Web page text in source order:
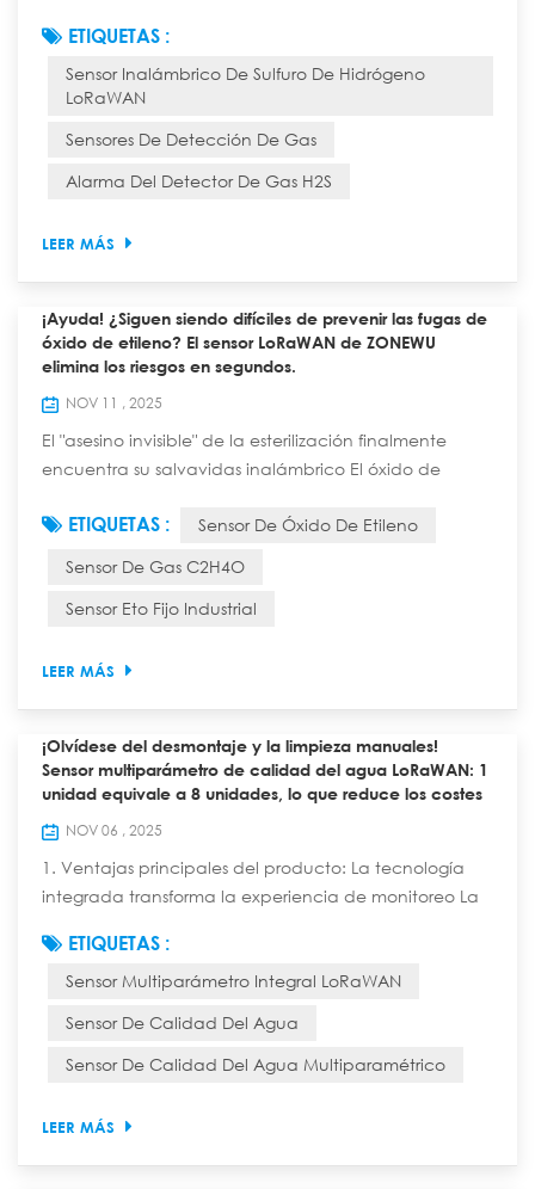
la minería, el sulfuro de hidrógeno (H₂S) es un gas
extremadamente peligroso: es incoloro, altamente
tóxico y puede causar molestias incluso en bajas
concentraciones, mientras que en altas
ETIQUETAS :
Sensor Inalámbrico De Sulfuro De Hidrógeno
LoRaWAN
Sensores De Detección De Gas
Alarma Del Detector De Gas H2S
LEER MÁS
¡Ayuda! ¿Siguen siendo difíciles de prevenir las fugas de
óxido de etileno? El sensor LoRaWAN de ZONEWU
elimina los riesgos en segundos.
NOV 11 , 2025
El "asesino invisible" de la esterilización finalmente
encuentra su salvavidas inalámbrico El óxido de
médicos, la seguridad de los productos farmacéuticos
ETO puede causar náuseas, y el contacto prolongado
ETIQUETAS : Sensor De Óxido De Etileno
Sensor De Gas C2H4O
Sensor Eto Fijo Industrial
LEER MÁS
¡Olvídese del desmontaje y la limpieza manuales!
Sensor multiparámetro de calidad del agua LoRaWAN: 1
unidad equivale a 8 unidades, lo que reduce los costes
NOV 06 , 2025
1. Ventajas principales del producto: La tecnología
integrada transforma la experiencia de monitoreo La
digital autolimpiante multiparamétrico LoRaWAN
Presenta un diseño integrado para un funcionamiento
hasta ocho parámetros, como oxígeno disuelto, DQO,
pH, ORP, conductividad/salinidad, nitrógeno am...
ETIQUETAS :
Sensor Multiparámetro Integral LoRaWAN
Sensor De Calidad Del Agua
Sensor De Calidad Del Agua Multiparamétrico
LEER MÁS